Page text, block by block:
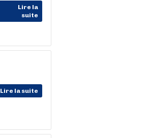
Lire la
suite
Lire la suite